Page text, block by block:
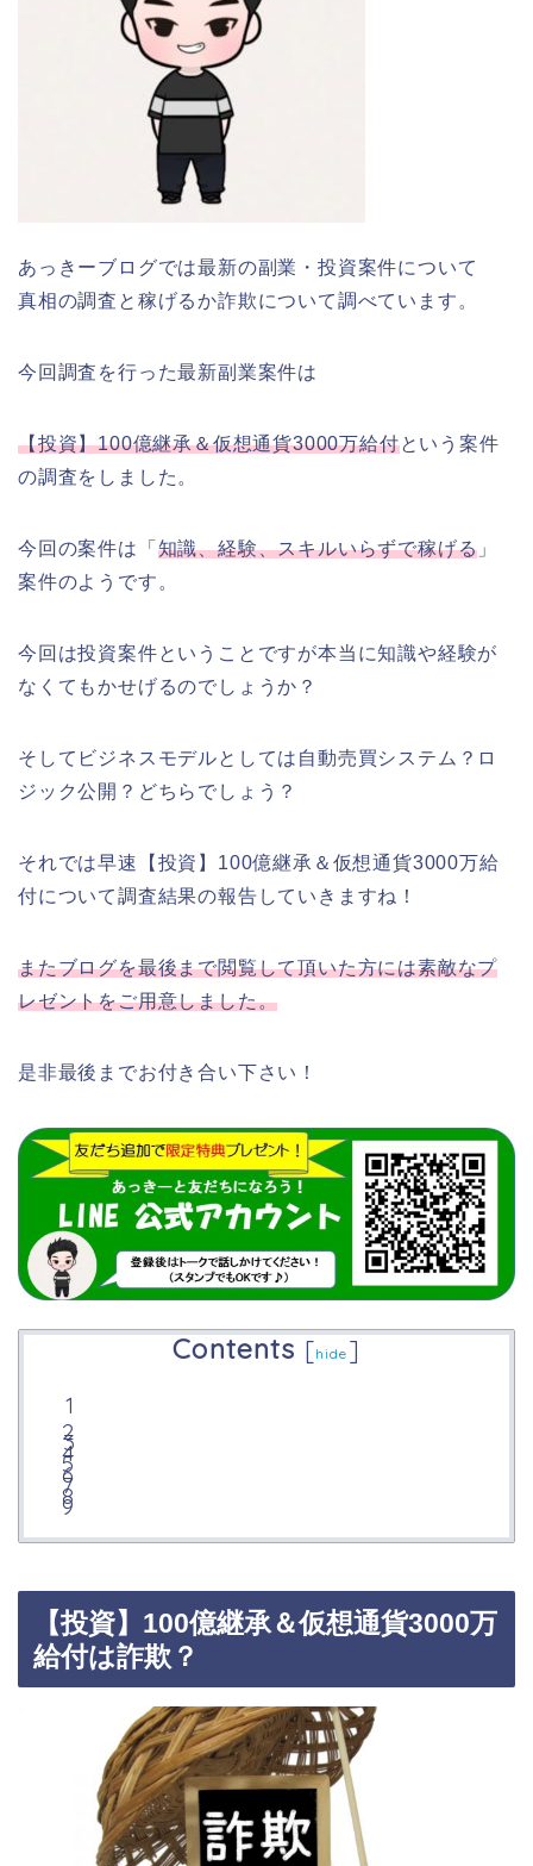
あっきーブログでは最新の副業・投資案件について
真相の調査と稼げるか詐欺について調べています。
今回調査を行った最新副業案件は
【投資】100億継承＆仮想通貨3000万給付という案件
の調査をしました。
今回の案件は「 知識、経験、スキルいらずで稼げる 」
案件のようです。
今回は投資案件ということですが本当に知識や経験が
なくてもかせげるのでしょうか？
そしてビジネスモデルとしては自動売買システム？ロ
ジック公開？どちらでしょう？
それでは早速【投資】100億継承＆仮想通貨3000万給
付について調査結果の報告していきますね！
またブログを最後まで閲覧して頂いた方には素敵なプ
レゼントをご用意しました。
是非最後までお付き合い下さい！
Contents [hide ]
【投資】100億継承＆仮想通貨3000万
給付は詐欺？